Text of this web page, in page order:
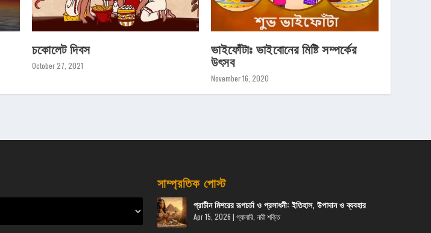
চকোলেট দিবস
October 27, 2021
ভাইফোঁটাঃ ভাইবোনের মিষ্টি সম্পর্কের
উৎসব
November 16, 2020
সাম্প্রতিক পোস্ট
প্রাচীন মিশরের রূপচর্চা ও প্রসাধনী: ইতিহাস, উপাদান ও ব্যবহার
Apr 15, 2026 | গ্যালারি, নারী শক্তি